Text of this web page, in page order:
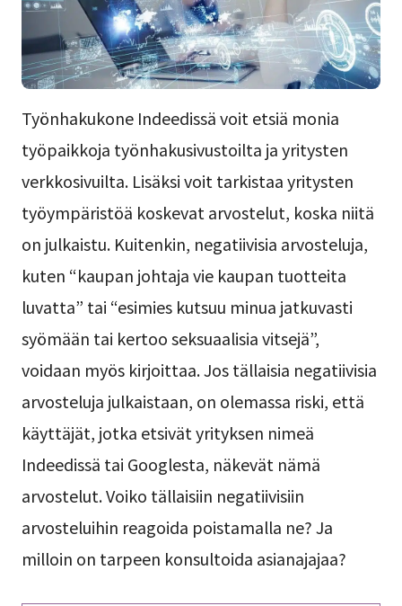
Työnhakukone Indeedissä voit etsiä monia
työpaikkoja työnhakusivustoilta ja yritysten
verkkosivuilta. Lisäksi voit tarkistaa yritysten
työympäristöä koskevat arvostelut, koska niitä
on julkaistu. Kuitenkin, negatiivisia arvosteluja,
kuten “kaupan johtaja vie kaupan tuotteita
luvatta” tai “esimies kutsuu minua jatkuvasti
syömään tai kertoo seksuaalisia vitsejä”,
voidaan myös kirjoittaa. Jos tällaisia negatiivisia
arvosteluja julkaistaan, on olemassa riski, että
käyttäjät, jotka etsivät yrityksen nimeä
Indeedissä tai Googlesta, näkevät nämä
arvostelut. Voiko tällaisiin negatiivisiin
arvosteluihin reagoida poistamalla ne? Ja
milloin on tarpeen konsultoida asianajajaa?